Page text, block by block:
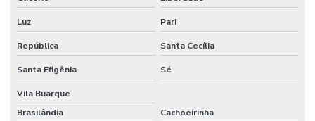
Luz Pari
República Santa Cecília
Santa Efigênia Sé
Vila Buarque
Brasilândia
Cachoeirinha